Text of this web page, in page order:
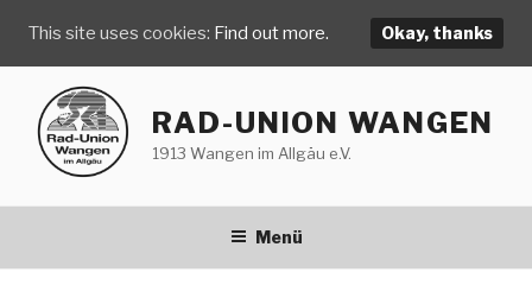
Inhalt
springen
RAD-UNION WANGEN
1913 Wangen im Allgäu e.V.
Menü
This site uses cookies: Find out more. Okay, thanks